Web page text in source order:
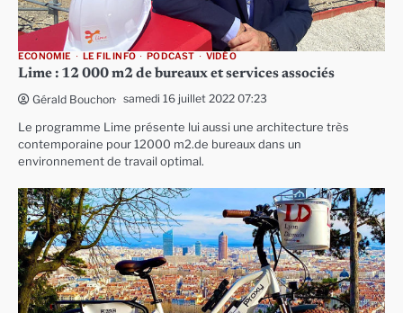
ECONOMIE LE FIL INFO PODCAST VIDÉO
Lime : 12 000 m2 de bureaux et services associés
Gérald Bouchon samedi 16 juillet 2022 07:23
Le programme Lime présente lui aussi une architecture très
contemporaine pour 12000 m2.de bureaux dans un
environnement de travail optimal.